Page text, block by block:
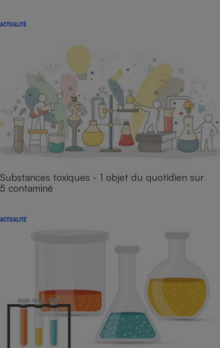
ACTUALITÉ
Substances toxiques - 1 objet du quotidien sur
5 contaminé
ACTUALITÉ